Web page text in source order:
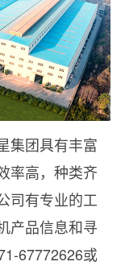
集团具有丰富
率高，种类齐
司有专业的工
产品信息和寻
67772626或